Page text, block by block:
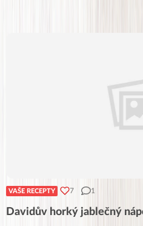
VAŠE RECEPTY 7 1
Davidův horký jablečný